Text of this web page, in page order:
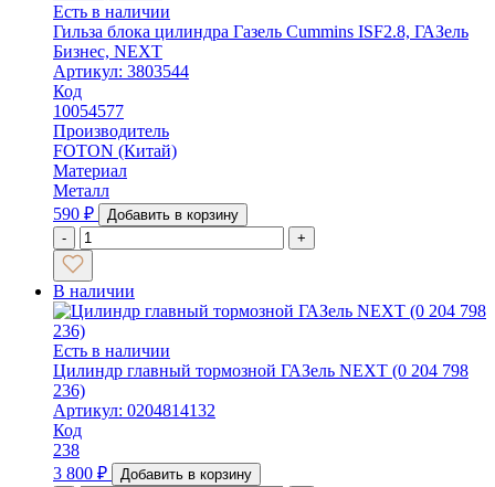
Есть в наличии
Гильза блока цилиндра Газель Cummins ISF2.8, ГАЗель
Бизнес, NEXT
Артикул: 3803544
Код
10054577
Производитель
FOTON (Китай)
Материал
Металл
590 ₽
Добавить в корзину
-
+
В наличии
Есть в наличии
Цилиндр главный тормозной ГАЗель NEXT (0 204 798
236)
Артикул: 0204814132
Код
238
3 800 ₽
Добавить в корзину